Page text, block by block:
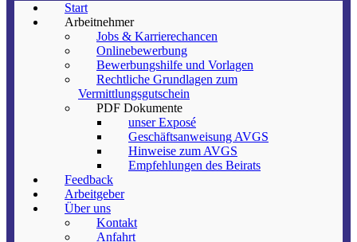
Start
Arbeitnehmer
Jobs & Karrierechancen
Onlinebewerbung
Bewerbungshilfe und Vorlagen
Rechtliche Grundlagen zum
Vermittlungsgutschein
PDF Dokumente
unser Exposé
Geschäftsanweisung AVGS
Hinweise zum AVGS
Empfehlungen des Beirats
Feedback
Arbeitgeber
Über uns
Kontakt
Anfahrt